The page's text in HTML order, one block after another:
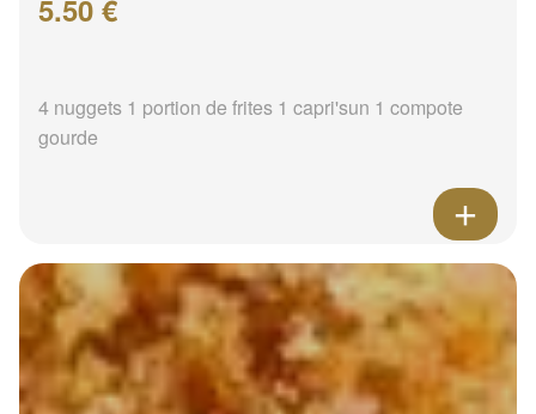
5.50 €
4 nuggets 1 portion de frites 1 capri'sun 1 compote
gourde